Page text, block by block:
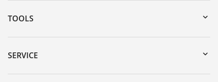
TOOLS
Download-Center
Gerätesuche (Seriennummer)
SERVICE
Geräterücksendung